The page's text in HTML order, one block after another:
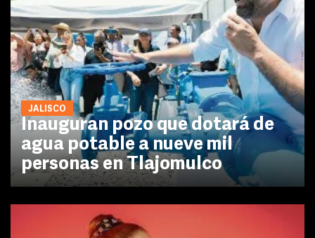
JALISCO
Inauguran pozo que dotará de
agua potable a nueve mil
personas en Tlajomulco